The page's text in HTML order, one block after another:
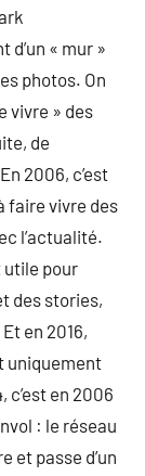
d’un « mur »
photos. On
vivre » des
de
2006, c’est
faire vivre des
l’actualité.
utile pour
des stories,
en 2016,
uniquement
c’est en 2006
: le réseau
et passe d’un